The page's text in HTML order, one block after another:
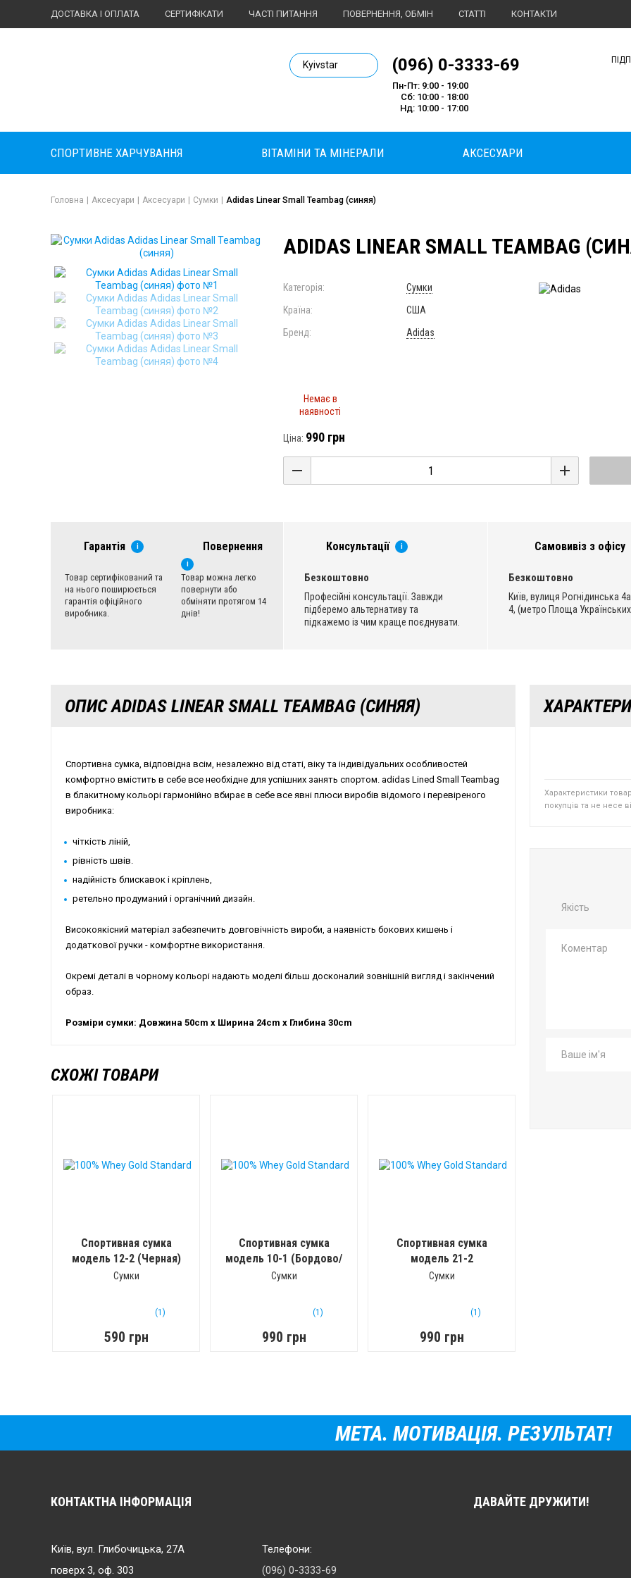
ДОСТАВКА І ОПЛАТА СЕРТИФІКАТИ ЧАСТІ ПИТАННЯ ПОВЕРНЕННЯ, ОБМІН СТАТТІ КОНТАКТИ
Body Market №1 магазин спортивного харчування
Kyivstar (096) 0-3333-69
Пн-Пт: 9:00 - 19:00
Сб: 10:00 - 18:00
Нд: 10:00 - 17:00
СПОРТИВНЕ ХАРЧУВАННЯ ВІТАМІНИ ТА МІНЕРАЛИ АКСЕСУАРИ
Головна Аксесуари Аксесуари Сумки Adidas Linear Small Teambag (синяя)
ADIDAS LINEAR SMALL TEAMBAG
Категорія:
Сумки
Країна:
США
Бренд:
Adidas
Немає в
наявності
Ціна: 990 грн
Гарантія i
Товар сертифікований та
на нього поширюється
гарантія офіційного
виробника.
Повернення
i
Товар можна легко
повернути або
обміняти протягом 14
днів!
Консультації i
Безкоштовно
Професійні консультації. Завжди
підберемо альтернативу та
підкажемо із чим краще поєднувати.
Самовивіз з офісу
Безкоштовно
Київ, вулиця Рогнідинська
4, (метро Площа Українських
ОПИС ADIDAS LINEAR SMALL TEAMBAG (СИНЯЯ)
Спортивна сумка, відповідна всім, незалежно від статі, віку та індивідуальних особливостей
комфортно вмістить в себе все необхідне для успішних занять спортом. adidas Lined Small Teambag
в блакитному кольорі гармонійно вбирає в себе все явні плюси виробів відомого і перевіреного
виробника:
чіткість ліній,
рівність швів.
надійність блискавок і кріплень,
ретельно продуманий і органічний дизайн.
Високоякісний матеріал забезпечить довговічність вироби, а наявність бокових кишень і
додаткової ручки - комфортне використання.
Окремі деталі в чорному кольорі надають моделі більш досконалий зовнішній вигляд і закінчений
образ.
Розміри сумки: Довжина 50cm x Ширина 24cm x Глибина 30cm
СХОЖІ ТОВАРИ
Спортивная сумка
модель 12-2 (Черная)
Сумки
(1)
590 грн
Спортивная сумка
модель 10-1 (Бордово/
Белая)
Сумки
(1)
990 грн
Спортивная сумка
модель 21-2
(Коричневая)
Сумки
(1)
990 грн
Характеристики
покупців та не несе
Якість
МЕТА. МОТИВАЦІЯ. РЕЗУЛЬТАТ!
КОНТАКТНА ІНФОРМАЦІЯ
Київ, вул. Глибочицька, 27А
поверх 3, оф. 303
Телефони:
(096) 0-3333-69
ДАВАЙТЕ ДРУЖИТИ!